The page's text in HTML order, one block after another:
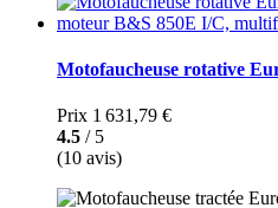
Motofaucheuse rotative
Prix 1 631,79 €
4.5 / 5
(10 avis)